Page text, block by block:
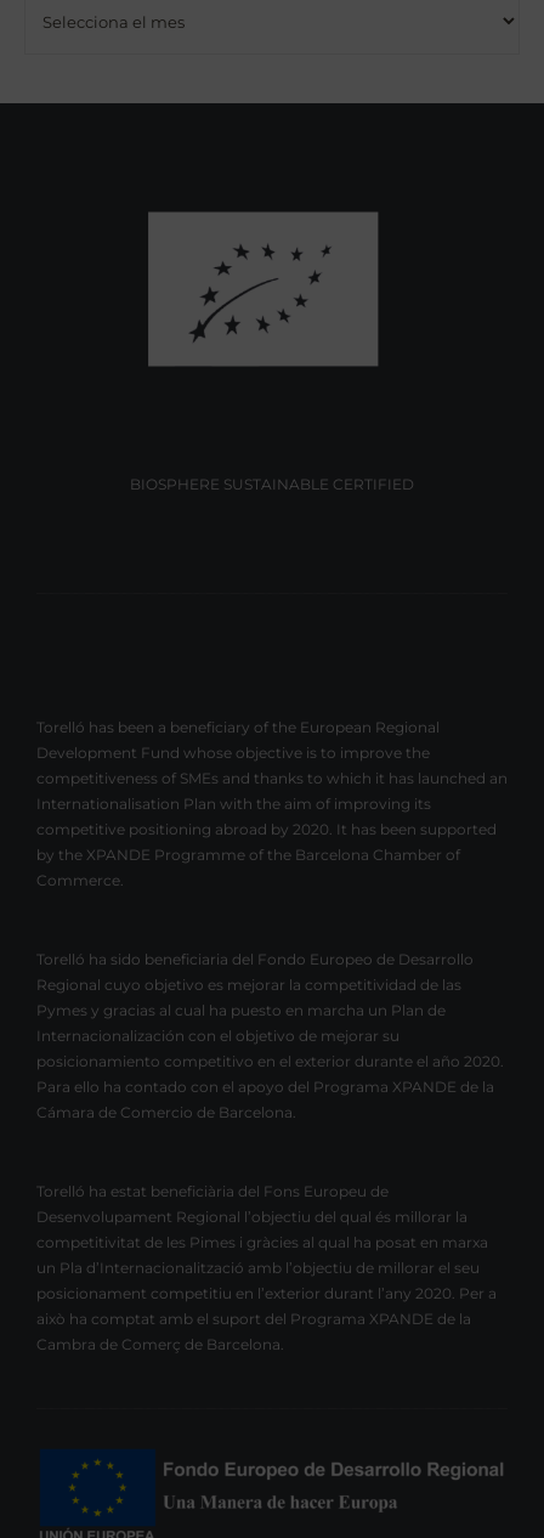
BIOSPHERE SUSTAINABLE CERTIFIED
Torelló has been a beneficiary of the European Regional
Development Fund whose objective is to improve the
competitiveness of SMEs and thanks to which it has launched an
Internationalisation Plan with the aim of improving its
competitive positioning abroad by 2020. It has been supported
by the XPANDE Programme of the Barcelona Chamber of
Commerce.
Torelló ha sido beneficiaria del Fondo Europeo de Desarrollo
Regional cuyo objetivo es mejorar la competitividad de las
Pymes y gracias al cual ha puesto en marcha un Plan de
Internacionalización con el objetivo de mejorar su
posicionamiento competitivo en el exterior durante el año 2020.
Para ello ha contado con el apoyo del Programa XPANDE de la
Cámara de Comercio de Barcelona.
Torelló ha estat beneficiària del Fons Europeu de
Desenvolupament Regional l’objectiu del qual és millorar la
competitivitat de les Pimes i gràcies al qual ha posat en marxa
un Pla d’Internacionalització amb l’objectiu de millorar el seu
posicionament competitiu en l’exterior durant l’any 2020. Per a
això ha comptat amb el suport del Programa XPANDE de la
Cambra de Comerç de Barcelona.